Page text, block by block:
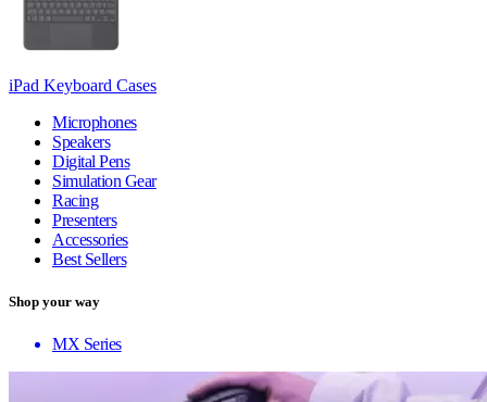
iPad Keyboard Cases
Microphones
Speakers
Digital Pens
Simulation Gear
Racing
Presenters
Accessories
Best Sellers
Shop your way
MX Series